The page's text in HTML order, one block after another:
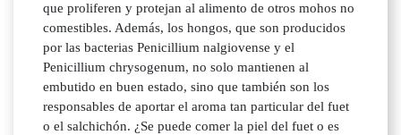
que proliferen y protejan al alimento de otros mohos no
comestibles. Además, los hongos, que son producidos
por las bacterias Penicillium nalgiovense y el
Penicillium chrysogenum, no solo mantienen al
embutido en buen estado, sino que también son los
responsables de aportar el aroma tan particular del fuet
o el salchichón. ¿Se puede comer la piel del fuet o es